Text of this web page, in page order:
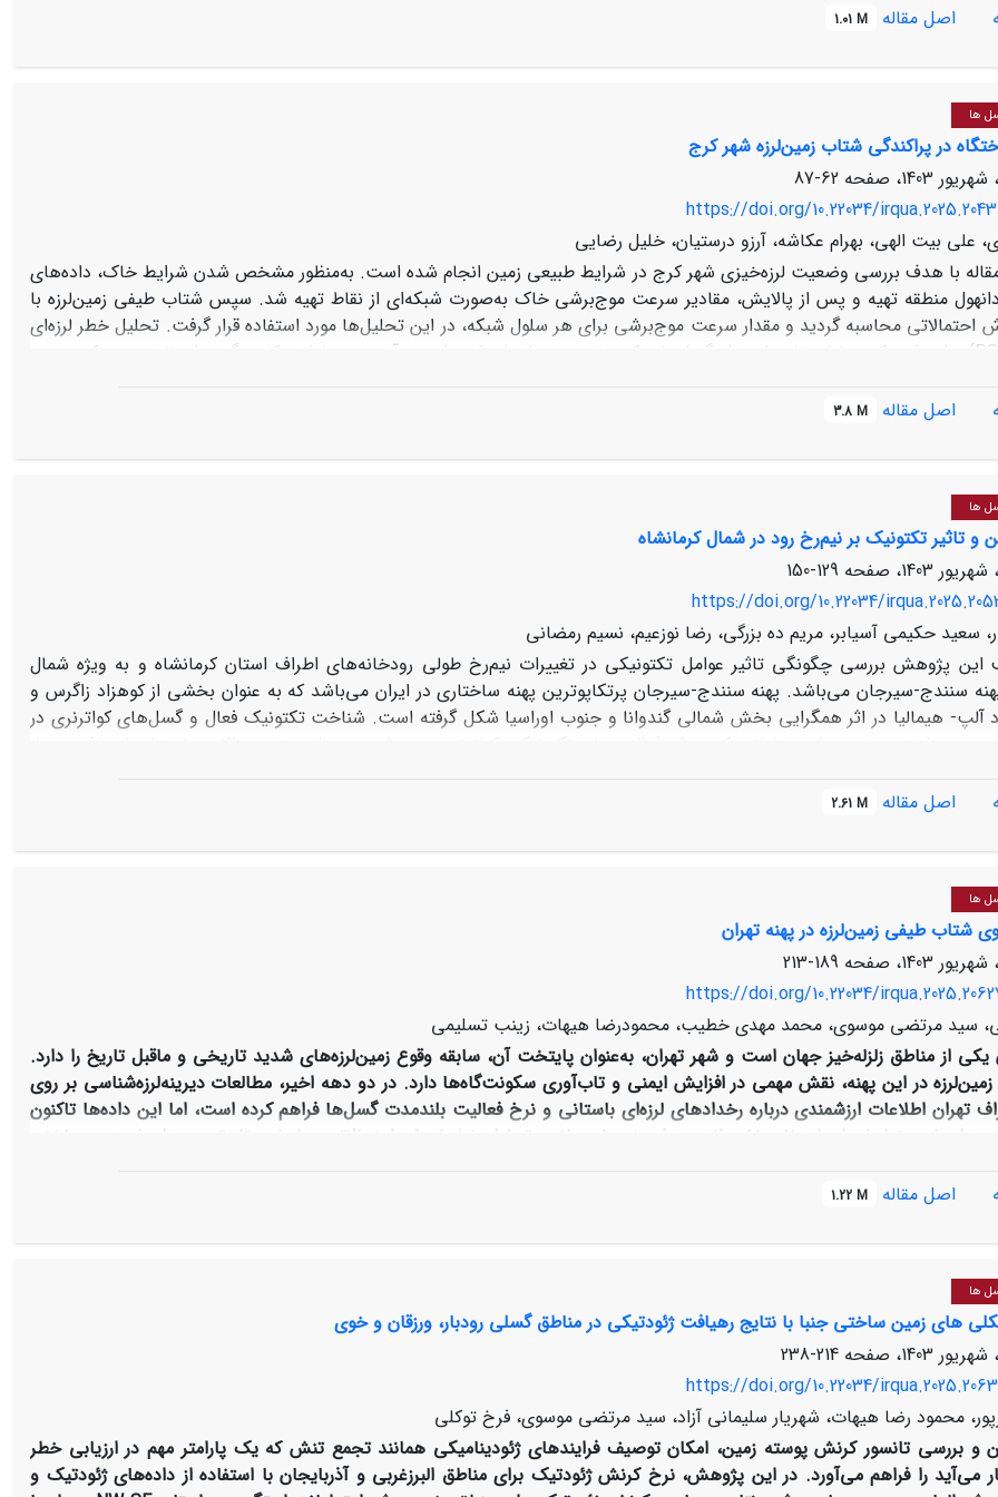
وجود یک پهنه تنشی فعال با روند شمال‌خاور ـ جنوب‌باختر در گستره مطالعاتی است.
اصل مقاله 1.01 M
ها
در پراکندگی شتاب زمین‌لرزه شهر کرج
62-87
https://doi.org/10.22034/
علی بیت الهی، بهرام عکاشه، آرزو درستیان، خلیل رضایی
با هدف بررسی وضعیت لرزه‌خیزی شهر کرج در شرایط طبیعی زمین انجام شده است. به‌منظور مشخص شدن شرایط خاک، داده‌های
منطقه تهیه و پس از پالایش، مقادیر سرعت موج‌برشی خاک به‌صورت شبکه‌ای از نقاط تهیه شد. سپس شتاب طیفی زمین‌لرزه با
احتمالاتی محاسبه گردید و مقدار سرعت موج‌برشی برای هر سلول شبکه، در این تحلیل‌ها مورد استفاده قرار گرفت. تحلیل خطر لرزه‌ای
احتمالی (PSHA) برای شهر کرج با استفاده از مدل گسل‌های کم‌عمق پوسته انجام شده است. آخرین معادلات کاهندگی،برای تخمین حرکت زمین
عدم قطعیت‌ها با استفاده از رویکرد درخت منطقی محاسبه شد. نرخ فعالیت لرزه‌خیزی به کمک کاتالوگ زمین‌لرزه برآورد شده است.
ها برای دوره بازگشت‌های 475،975 و 2475 تهیه شده اند. بر اساس نمودارهای بزرگا-فاصله-احتمال در نقطه مرکزی شهر، نقش گسل‌های دور در
اصل مقاله 3.8 M
ها
و تاثیر تکتونیک بر نیم‌رخ رود در شمال کرمانشاه
129-150
https://doi.org/10.22034/
سعید حکیمی آسیابر، مریم ده بزرگی، رضا نوزعیم، نسیم رمضانی
پژوهش بررسی چگونگی تاثیر عوامل تکتونیکی در تغییرات نیم‌رخ طولی رودخانه‌های اطراف استان کرمانشاه و به ویژه شمال
سنندج-سیرجان می‌باشد. پهنه سنندج-سیرجان پرتکاپوترین پهنه ساختاری در ایران می‌باشد که به عنوان بخشی از کوهزاد زاگرس و
آلپ- هیمالیا در اثر همگرایی بخش شمالی گندوانا و جنوب اوراسیا شکل گرفته است. شناخت تکتونیک فعال و گسل‌های کواترنری در
زمین‌ساختی مخصوصا در مناطقی که میزان فعالیت‌های تکتونیکی کواترنری در هولوسن و پلئیستوسن بالایی، نسبتا زیاد باشد بسیار
پژوهش زمین‌ساخت فعال بخشی از پهنه سنندج-سیرجان در شمال کرمانشاه با استفاده از محاسبه مقادیر شاخص شیب نرمال و
گسلی صحنه-مروارید به عنوان بخشی از گسل اصلی زاگرس (MZRF) و پهنه گسلی بیستون-طاقبستان و فعالیت نسبتا بالا در پهنه گسلی کوه‌سفید به
اصل مقاله 2.61 M
ها
شتاب طیفی زمین‌لرزه در پهنه تهران
189-213
https://doi.org/10.22034/
سید مرتضی موسوی، محمد مهدی خطیب، محمودرضا هیهات، زینب تسلیمی
یکی از مناطق زلزله‌خیز جهان است و شهر تهران، به‌عنوان پایتخت آن‌، سابقه وقوع زمین‌لرزه‌های شدید تاریخی و ماقبل تاریخ را دارد.
در این پهنه، نقش مهمی در افزایش ایمنی و تاب‌آوری سکونت‌گاه‌ها دارد. در دو دهه اخیر، مطالعات دیرینه‌لرزه‌شناسی بر روی
تهران اطلاعات ارزشمندی درباره رخدادهای لرزه‌ای باستانی و نرخ فعالیت بلندمدت گسل‌ها فراهم کرده است، اما این داده‌ها تاکنون
مدل‌سازی خطر لرزه‌ای استفاده نشده‌اند. هدف پژوهش حاضر، تحلیل خطر لرزه‌ای احتمالاتی بر اساس تازه‌ترین مدل‌های زمین‌ساختی
است. با بازنگری در ساختارهای گسلی موجود و حذف نواحی غیرگسلی (از جمله پرتگاه‌های شمال ری، جنوب ری، کهریزک و
به‌اشتباه به‌عنوان منابع لرزه‌زا معرفی شده بودند، مدلی دقیق‌تر برای خطر لرزه‌ای ارائه شد. ارزیابی با روش درخت منطقی، داده‌های
نشان داد جنوب‌شرق تهران شتاب لرزه‌ای کمتر از برآوردهای پیشین دارد و بازنگری در طراحی لرزه‌ای را ضروری می‌کند. این پژوهش با
اصل مقاله 1.22 M
ها
های زمین ساختی جنبا با نتایج رهیافت ژئودتیکی در مناطق گسلی رودبار، ورزقان و خوی
214-238
https://doi.org/10.22034/
محمود رضا هیهات، شهریار سلیمانی آزاد، سید مرتضی موسوی، فرخ توکلی
و بررسی تانسور کرنش پوسته زمین، امکان توصیف فرایندهای ژئودینامیکی همانند تجمع تنش که یک پارامتر مهم در ارزیابی خطر
می‌آید را فراهم می‌آورد. در این پژوهش، نرخ کرنش ژئودتیک برای مناطق البرز‌غربی و آذربایجان با استفاده از داده‌های ژئودتیک و